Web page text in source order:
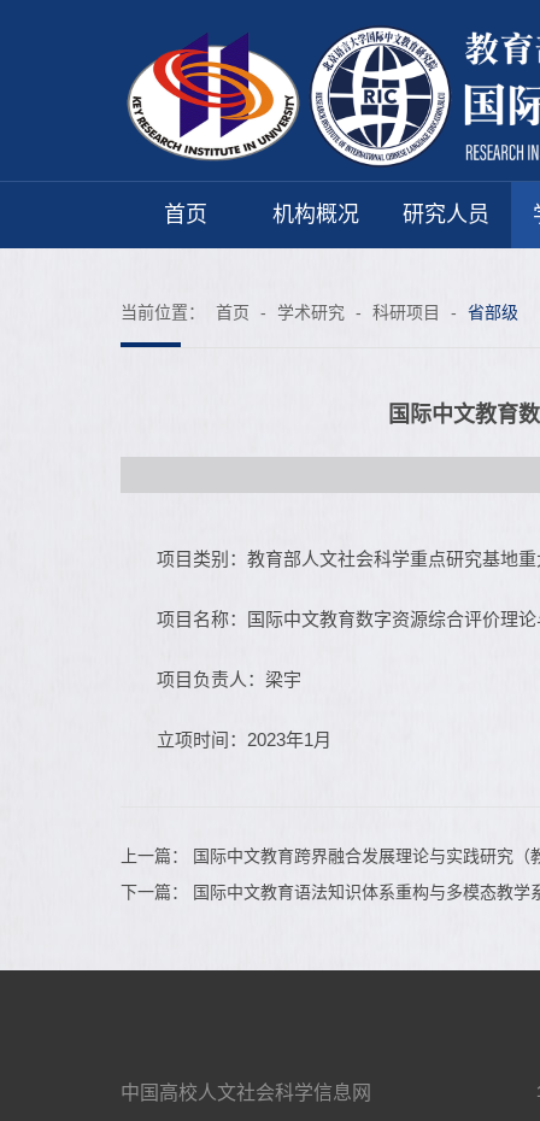
首页 机构概况 研究人员
当前位置： 首页 - 学术研究 - 科研项目 - 省部级
国际中文教育
项目类别：教育部人文社会科学重点研究基地
项目名称：国际中文教育数字资源综合评价理
项目负责人：梁宇
立项时间：2023年1月
上一篇：
国际中文教育跨界融合发展理论与实践研究
下一篇：
国际中文教育语法知识体系重构与多模态教
中国高校人文社会科学信息网